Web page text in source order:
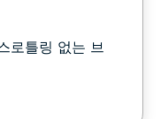
로틀링 없는 브